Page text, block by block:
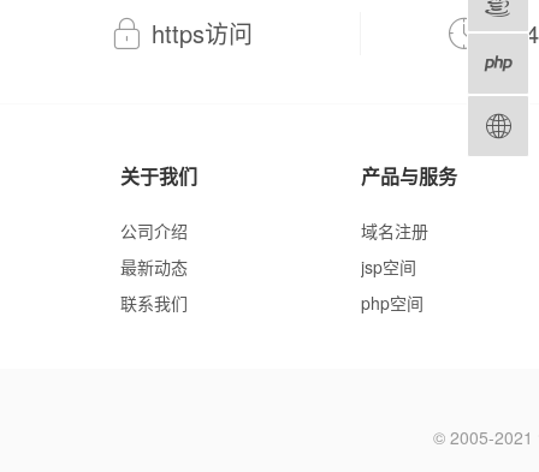
https访问
关于我们
公司介绍
最新动态
联系我们
产品与服务
域名注册
jsp空间
php空间
© 2005-2021